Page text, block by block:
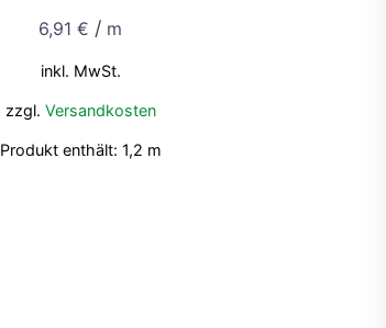
6,91€ / m
inkl. MwSt.
zzgl. Versandkosten
Produkt enthält: 1,2 m